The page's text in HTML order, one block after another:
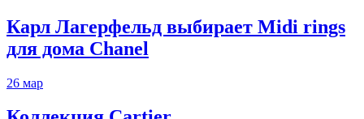
Карл Лагерфельд выбирает Midi rings
для дома Chanel
26 мар